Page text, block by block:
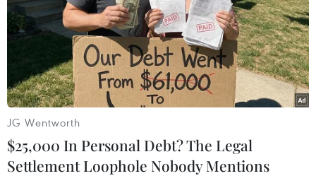
Video
JG Wentworth
$25,000 In Personal Debt? The Legal
Settlement Loophole Nobody Mentions